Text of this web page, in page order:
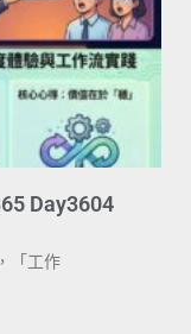
Day3604
「工作